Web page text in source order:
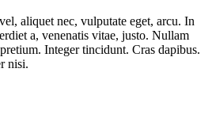
aliquet nec, vulputate eget, arcu. In
a, venenatis vitae, justo. Nullam
Integer tincidunt. Cras dapibus.
nisi.